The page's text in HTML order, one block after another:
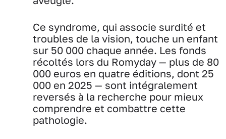
Ce syndrome, qui associe surdité et
troubles de la vision, touche un enfant
sur 50 000 chaque année. Les fonds
récoltés lors du Romyday — plus de 80
000 euros en quatre éditions, dont 25
000 en 2025 — sont intégralement
reversés à la recherche pour mieux
comprendre et combattre cette
pathologie.